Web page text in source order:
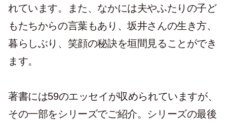
れています。また、なかには夫やふたりの子ど
もたちからの言葉もあり、坂井さんの生き方、
暮らしぶり、笑顔の秘訣を垣間見ることができ
ます。
著書には59のエッセイが収められていますが、
その一部をシリーズでご紹介。シリーズの最後